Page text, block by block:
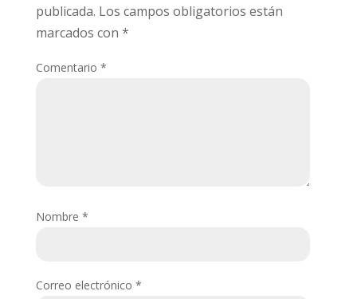
publicada. Los campos obligatorios están
marcados con *
Comentario *
Nombre *
Correo electrónico *